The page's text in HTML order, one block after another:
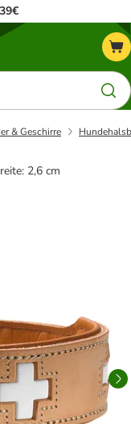
& Geschirre
2,6 cm